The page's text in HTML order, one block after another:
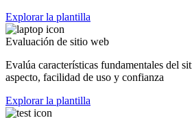
Explorar la plantilla
Evaluación de sitio web
Evalúa características fundamentales del
aspecto, facilidad de uso y confianza
Explorar la plantilla